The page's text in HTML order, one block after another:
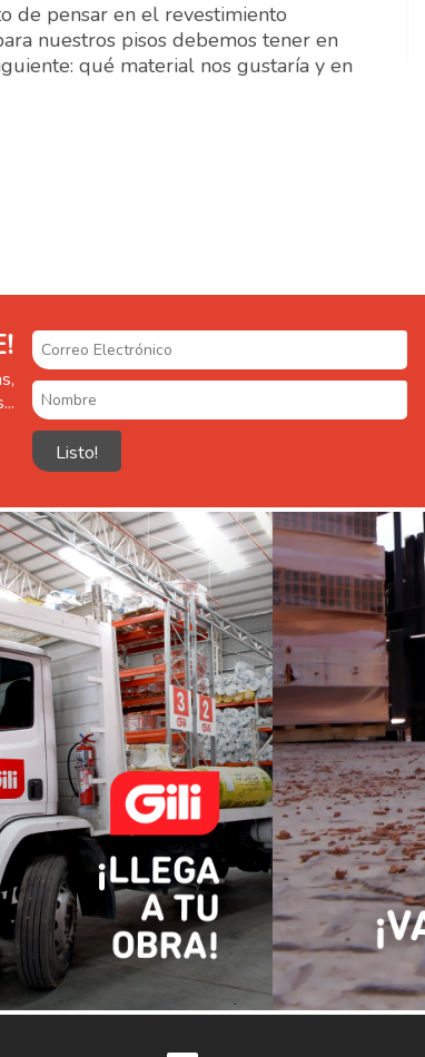
de pensar en el revestimiento
nuestros pisos debemos tener en
qué material nos gustaría y en